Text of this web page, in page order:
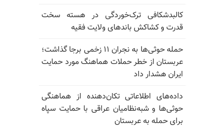
کالبدشکافی ترک‌خوردگی در هسته سخت
قدرت و کشاکش باندهای ولایت فقیه
حمله حوثی‌ها به نجران ۱۱ زخمی برجا گذاشت؛
عربستان از خطر حملات هماهنگ مورد حمایت
ایران هشدار داد
داده‌های اطلاعاتی تکان‌دهنده از هماهنگی
حوثی‌ها و شبه‌نظامیان عراقی با حمایت سپاه
برای حمله به عربستان